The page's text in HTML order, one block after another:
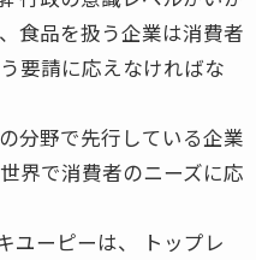
食品を扱う企業は消費者
要請に応えなければな
分野で先行している企業
界で消費者のニーズに応
ユーピーは、 トップレ